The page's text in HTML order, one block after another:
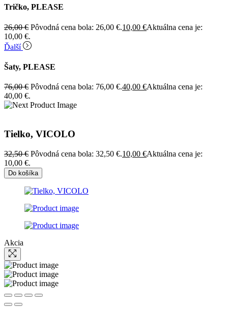
Tričko, PLEASE
26,00€ Pôvodná cena bola: 26,00 €.10,00 €Aktuálna cena je:
10,00 €.
Ďalší
Šaty, PLEASE
76,00€ Pôvodná cena bola: 76,00 €.40,00 €Aktuálna cena je:
40,00 €.
Tielko, VICOLO
32,50€ Pôvodná cena bola: 32,50 €.10,00 €Aktuálna cena je:
10,00 €.
Do košíka
Akcia